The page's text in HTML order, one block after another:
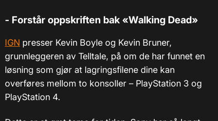
- Forstår oppskriften bak «Walking Dead»
IGN presser Kevin Boyle og Kevin Bruner,
grunnleggeren av Telltale, på om de har funnet en
løsning som gjør at lagringsfilene dine kan
overføres mellom to konsoller – PlayStation 3 og
PlayStation 4.